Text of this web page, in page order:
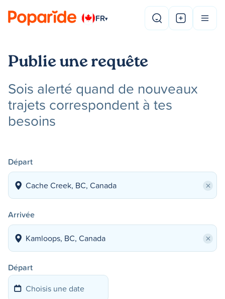
FR▾
Publie une requête
Sois alerté quand de nouveaux
trajets correspondent à tes
besoins
Départ
×
Arrivée
×
Départ